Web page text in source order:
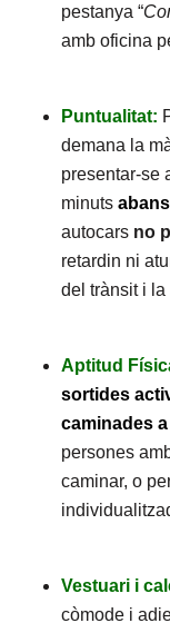
pestanya “
amb oficina
Puntualitat:
demana la
presentar-se
minuts abans
autocars no
retardin ni
del trànsit i
Aptitud
sortides
caminades
persones
caminar, o
Vestuari i
còmode i